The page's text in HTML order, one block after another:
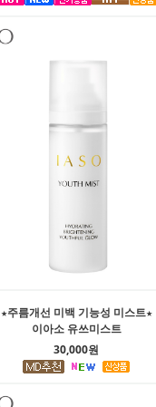
★주름개선 미백 기능성 미스트★
이아소 유쓰미스트
30,000원